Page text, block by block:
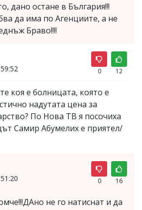
дано остане в България!!!
да има по Агенциите, а не
Браво!!!!
0 12
коя е болницата, която е
надутата цена за
По Нова ТВ я посочиха
Самир Абумелих е приятел/
0 16
не го натиснат и да